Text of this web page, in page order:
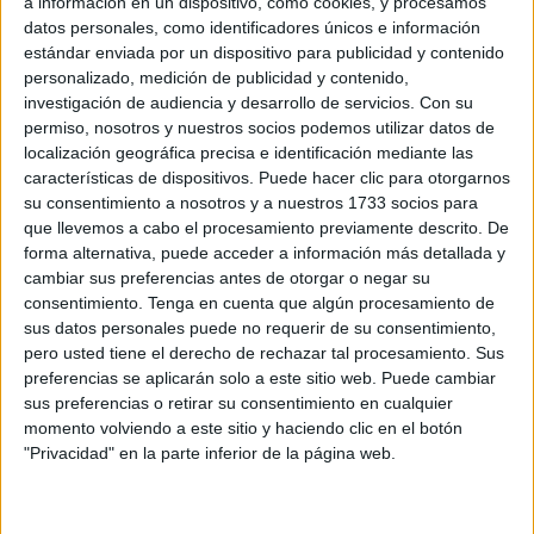
datos personales, como identificadores únicos e información
estándar enviada por un dispositivo para publicidad y contenido
personalizado, medición de publicidad y contenido,
investigación de audiencia y desarrollo de servicios. Con su
permiso, nosotros y nuestros socios podemos utilizar datos de
localización geográfica precisa e identificación mediante las
características de dispositivos. Puede hacer clic para otorgarnos
su consentimiento a nosotros y a nuestros 1733 socios para
que llevemos a cabo el procesamiento previamente descrito. De
forma alternativa, puede acceder a información más detallada y
cambiar sus preferencias antes de otorgar o negar su
consentimiento. Tenga en cuenta que algún procesamiento de
sus datos personales puede no requerir de su consentimiento,
pero usted tiene el derecho de rechazar tal procesamiento. Sus
preferencias se aplicarán solo a este sitio web. Puede cambiar
sus preferencias o retirar su consentimiento en cualquier
momento volviendo a este sitio y haciendo clic en el botón
"Privacidad" en la parte inferior de la página web.
Latifa El Guessaoui recibe el premio a la Mujer
Trabajadora de Plena Inclusión
POR PAOLA PÉREZ CUENDA 09/03/2020
8M en el 'Siete Colinas': tres mujeres que
accedieron a mundos dominados por
hombres
POR JUAN LEÓN G. 09/03/2020 0
‘Soy Mujer y quiero…’: la Facultad celebra
esta semana el Día Internacional de la Mujer
POR CHÍO M. ROCAFORT 09/03/2020 0
Más de un centenar de mujeres inundan las
calles de Ceuta en la manifestación del Día de
la Mujer y gritan en favor de una igualdad
“real”
POR PAOLA PÉREZ CUENDA 08/03/2020